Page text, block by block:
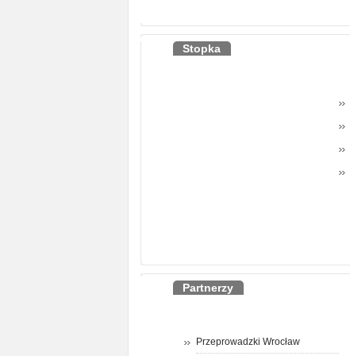
Stopka
Partnerzy
Przeprowadzki Wrocław